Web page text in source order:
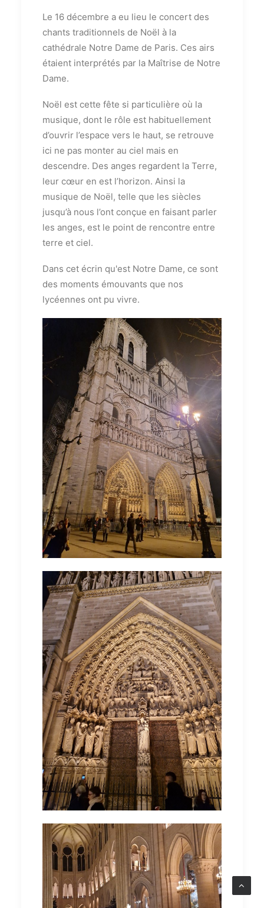
Le 16 décembre a eu lieu le concert des
chants traditionnels de Noël à la
cathédrale Notre Dame de Paris. Ces airs
étaient interprétés par la Maîtrise de Notre
Dame.
Noël est cette fête si particulière où la
musique, dont le rôle est habituellement
d’ouvrir l’espace vers le haut, se retrouve
ici ne pas monter au ciel mais en
descendre. Des anges regardent la Terre,
leur cœur en est l’horizon. Ainsi la
musique de Noël, telle que les siècles
jusqu’à nous l’ont conçue en faisant parler
les anges, est le point de rencontre entre
terre et ciel.
Dans cet écrin qu'est Notre Dame, ce sont
des moments émouvants que nos
lycéennes ont pu vivre.